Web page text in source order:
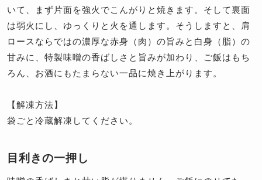
いて、まず片面を強火でこんがりと焼きます。そして裏面
は弱火にし、ゆっくりと火を通します。そうしますと、肩
ロースならではの濃厚な赤身（肉）の旨みと白身（脂）の
甘みに、特製味噌の香ばしさと旨みが加わり、ご飯はもち
ろん、お酒にもたまらない一品に焼き上がります。
【解凍方法】
袋ごと冷蔵解凍してください。
目利きの一押し